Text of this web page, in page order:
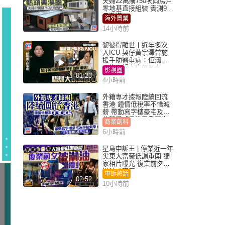
零地基直接組裝 實測9個
月激讚
海外置業
14小時前
01:23
黎彼得離世丨近年多次
入ICU 契仔黃宗澤曾施
援手助醫重病：佢瀟灑
一生唔想大家唔開心
影視圈
4小時前
外籍專才據報陸續回流
香港 鍾情低稅率不惜減
薪 帶動寫字樓豪宅及學
位競爭「香港已重現生
機」
商業創科
6小時前
02:52
星島申訴王 | 停業近一年
尖東大富豪低調重開 獨
家相片曝光 復業前夕被
淋油「贈慶」
申訴熱話
10小時前